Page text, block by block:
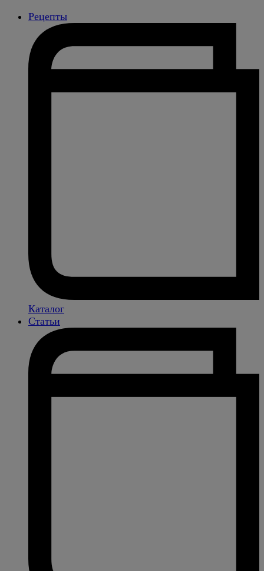
Рецепты
Каталог
Статьи